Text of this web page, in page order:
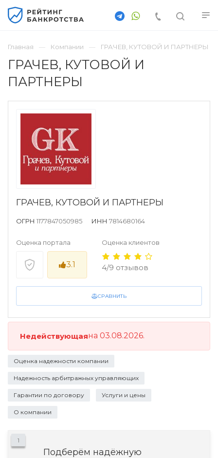
Главная Компании ГРАЧЕВ, КУТОВОЙ И ПАРТНЕРЫ
ГРАЧЕВ, КУТОВОЙ И
ПАРТНЕРЫ
СРАВНИТЬ
ГРАЧЕВ, КУТОВОЙ И ПАРТНЕРЫ
ОГРН 1177847050985 ИНН 7814680164
Оценка портала
3.1
Оценка клиентов
4/9 отзывов
Недействующаяна 03.08.2026.
Оценка надежности компании
Надежность арбитражных управляющих
Гарантии по договору Услуги и цены
О компании
1
Подберём надёжную